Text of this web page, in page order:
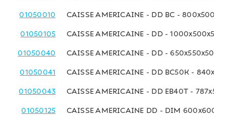
01050010 CAISSE AMERICAINE - DD BC -
01050105 CAISSE AMERICAINE - DD -
01050040 CAISSE AMERICAINE - DD - 650x550x500
01050041 CAISSE AMERICAINE - DD BC50K -
01050043 CAISSE AMERICAINE - DD EB40T -
01050125 CAISSE AMERICAINE DD - DIM